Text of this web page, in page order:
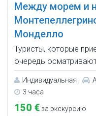
Между морем и
Монделло
Туристы, которые
очередь
Индивидуальная
3 часа
150 €за экскурсию